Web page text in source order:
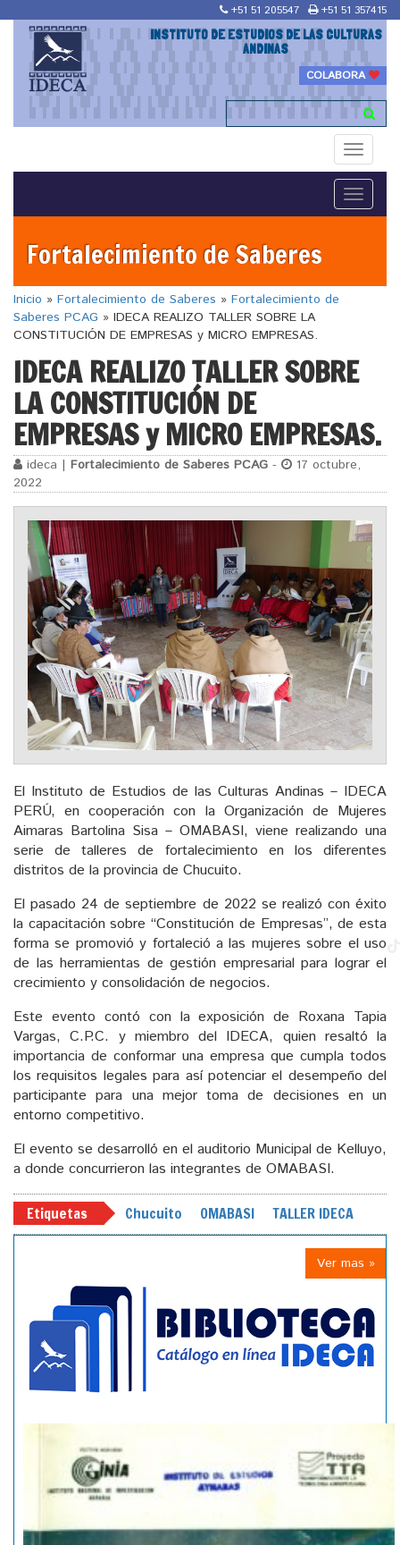
+51 51 205547 +51 51 357415
INSTITUTO DE ESTUDIOS DE LAS CULTURAS
ANDINAS
COLABORA
Toggle
Toggle
Fortalecimiento de Saberes
Inicio » Fortalecimiento de Saberes » Fortalecimiento de
Saberes PCAG » IDECA REALIZO TALLER SOBRE LA
CONSTITUCIÓN DE EMPRESAS y MICRO EMPRESAS.
IDECA REALIZO TALLER SOBRE
LA CONSTITUCIÓN DE
EMPRESAS y MICRO EMPRESAS.
ideca | Fortalecimiento de Saberes PCAG -
17 octubre,
2022
El Instituto de Estudios de las Culturas Andinas – IDECA
PERÚ, en cooperación con la Organización de Mujeres
Aimaras Bartolina Sisa – OMABASI, viene realizando una
serie de talleres de fortalecimiento en los diferentes
distritos de la provincia de Chucuito.
El pasado 24 de septiembre de 2022 se realizó con éxito
la capacitación sobre “Constitución de Empresas”, de esta
forma se promovió y fortaleció a las mujeres sobre el uso
de las herramientas de gestión empresarial para lograr el
crecimiento y consolidación de negocios.
Este evento contó con la exposición de Roxana Tapia
Vargas, C.P.C. y miembro del IDECA, quien resaltó la
importancia de conformar una empresa que cumpla todos
los requisitos legales para así potenciar el desempeño del
participante para una mejor toma de decisiones en un
entorno competitivo.
El evento se desarrolló en el auditorio Municipal de Kelluyo,
a donde concurrieron las integrantes de OMABASI.
Etiquetas Chucuito OMABASI TALLER IDECA
Ver mas »